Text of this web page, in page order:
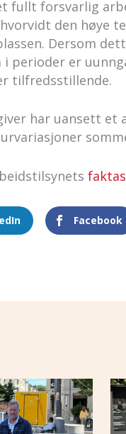
fullt forsvarlig
den høye
Dersom
i perioder er
tilfredsstillende.
har uansett et
Facebook